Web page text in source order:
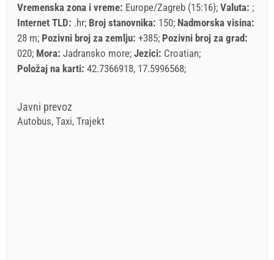
Vremenska zona i vreme: Europe/Zagreb (15:16) Valuta:
Internet TLD: .hr Broj stanovnika: 150 Nadmorska visina:
28 m Pozivni broj za zemlju: +385 Pozivni broj za grad:
020 Mora: Jadransko more Jezici: Croatian
Položaj na karti: 42.7366918, 17.5996568
Javni prevoz
Autobus, Taxi, Trajekt